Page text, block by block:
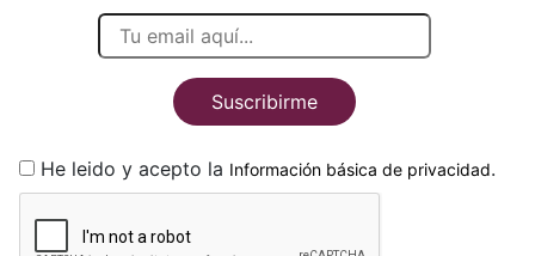
Suscribirme
He leido y acepto la Información básica de privacidad.